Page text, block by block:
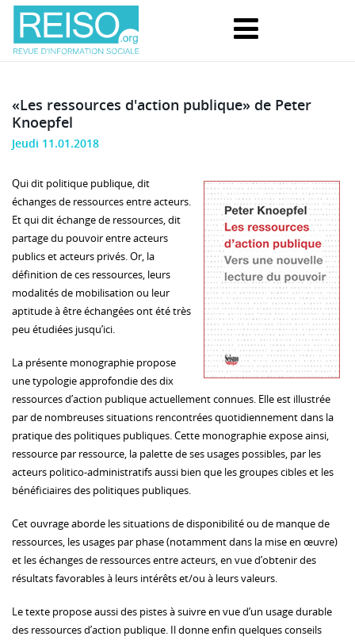
«Les ressources d'action publique» de Peter
Knoepfel
Jeudi 11.01.2018
Qui dit politique publique, dit
échanges de ressources entre acteurs.
Et qui dit échange de ressources, dit
partage du pouvoir entre acteurs
publics et acteurs privés. Or, la
définition de ces ressources, leurs
modalités de mobilisation ou leur
aptitude à être échangées ont été très
peu étudiées jusqu’ici.
La présente monographie propose
une typologie approfondie des dix
ressources d’action publique actuellement connues. Elle est illustrée
par de nombreuses situations rencontrées quotidiennement dans la
pratique des politiques publiques. Cette monographie expose ainsi,
ressource par ressource, la palette de ses usages possibles, par les
acteurs politico-administratifs aussi bien que les groupes cibles et les
bénéficiaires des politiques publiques.
Cet ouvrage aborde les situations de disponibilité ou de manque de
ressources, les usages par phase (notamment dans la mise en œuvre)
et les échanges de ressources entre acteurs, en vue d’obtenir des
résultats favorables à leurs intérêts et/ou à leurs valeurs.
Le texte propose aussi des pistes à suivre en vue d’un usage durable
des ressources d’action publique. Il donne enfin quelques conseils